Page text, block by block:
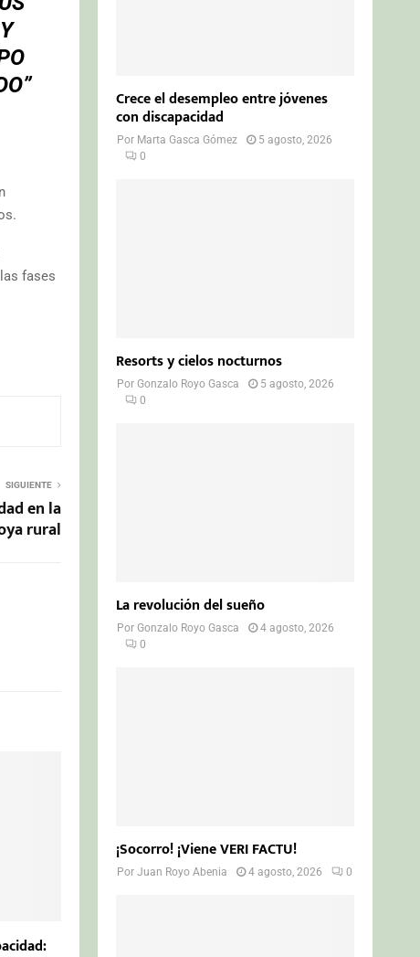
fases
SIGUIENTE
en la
rural
Crece el desempleo entre jóvenes
con discapacidad
Por Marta Gasca Gómez
5 agosto, 2026
0
Resorts y cielos nocturnos
PorGonzalo Royo Gasca
5 agosto, 2026
0
La revolución del sueño
PorGonzalo Royo Gasca
4 agosto, 2026
0
¡Socorro! ¡Viene VERI FACTU!
PorJuan Royo Abenia 4 agosto, 2026 0